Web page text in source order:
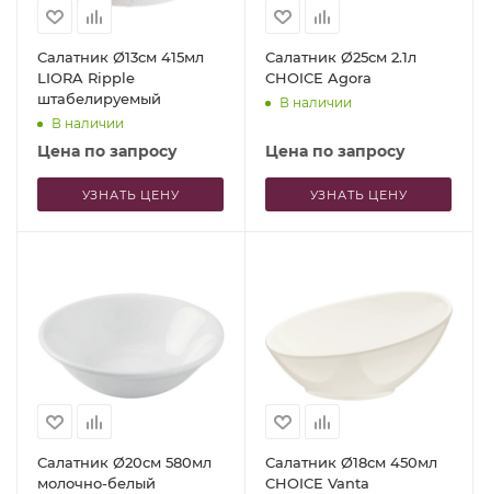
Салатник Ø13см 415мл
LIORA Ripple
штабелируемый
В наличии
Цена по запросу
УЗНАТЬ ЦЕНУ
Салатник Ø25см 2.1л
CHOICE Agora
В наличии
Цена по запросу
УЗНАТЬ ЦЕНУ
Салатник Ø20см 580мл
молочно-белый
Салатник Ø18см 450мл
CHOICE Vanta